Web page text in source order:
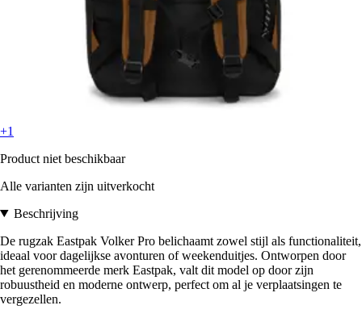
+1
Product niet beschikbaar
Alle varianten zijn uitverkocht
Beschrijving
De rugzak Eastpak Volker Pro belichaamt zowel stijl als functionaliteit,
ideaal voor dagelijkse avonturen of weekenduitjes. Ontworpen door
het gerenommeerde merk Eastpak, valt dit model op door zijn
robuustheid en moderne ontwerp, perfect om al je verplaatsingen te
vergezellen.